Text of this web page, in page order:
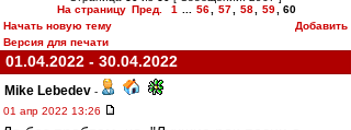
На страницу Пред. 1 56 57 58 59
60
Начать новую тему
Добавить
Версия для печати
01.04.2022 - 30.04.2022
Mike Lebedev -
01 апр 2022 13:26